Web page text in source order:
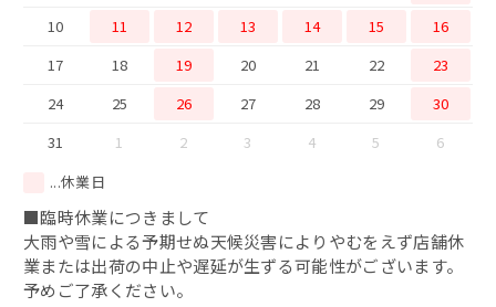
10
11 12 13 14 15
16
17
18 19 20 21 22
23
24
25 26 27 28 29
30
31
1 2 3 4 5
6
...休業日
■臨時休業につきまして
大雨や雪による予期せぬ天候災害によりやむをえず店舗休
業または出荷の中止や遅延が生ずる可能性がございます。
予めご了承ください。